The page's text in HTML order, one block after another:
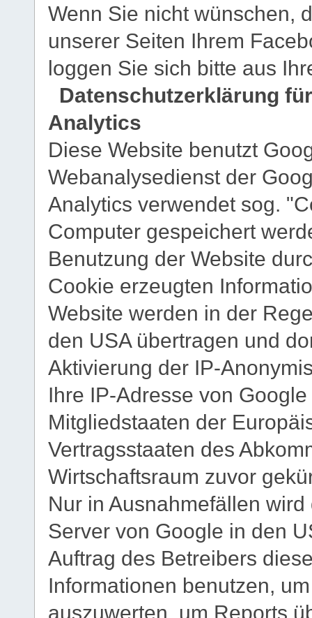
Wenn Sie nicht wünschen,
unserer Seiten Ihrem
loggen Sie sich bitte aus
Datenschutzerklärung
Analytics
Diese Website benutzt
Webanalysedienst der
Analytics verwendet sog.
Computer gespeichert
Benutzung der Website
Cookie erzeugten
Website werden in der
den USA übertragen und
Aktivierung der IP-
Ihre IP-Adresse von
Mitgliedstaaten der
Vertragsstaaten des
Wirtschaftsraum zuvor
Nur in Ausnahmefällen
Server von Google in den
Auftrag des Betreibers
Informationen benutzen,
auszuwerten, um Reports